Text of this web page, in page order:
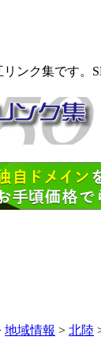
リンク集です。
地域情報 > 北陸